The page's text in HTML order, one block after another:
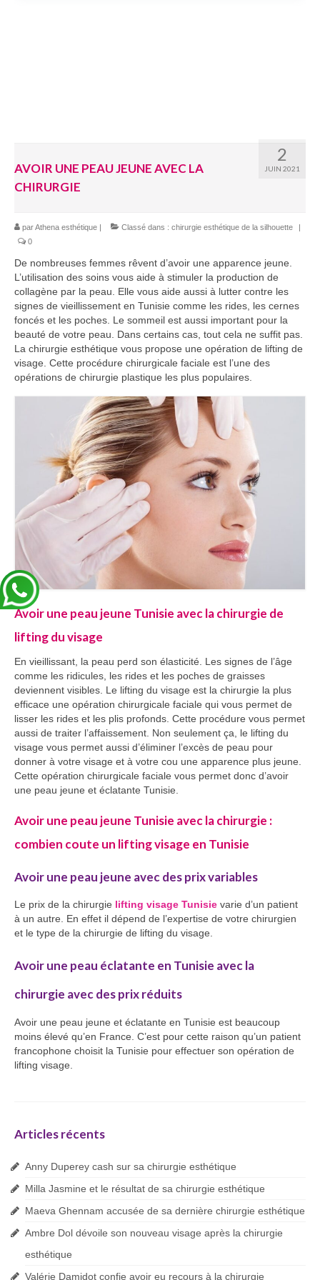
2
JUIN 2021
AVOIR UNE PEAU JEUNE AVEC LA
CHIRURGIE
parAthena esthétique | Classé dans : chirurgie esthétique de la silhouette
|
0
De nombreuses femmes rêvent d’avoir une apparence jeune.
L’utilisation des soins vous aide à stimuler la production de
collagène par la peau. Elle vous aide aussi à lutter contre les
signes de vieillissement en Tunisie comme les rides, les cernes
foncés et les poches. Le sommeil est aussi important pour la
beauté de votre peau. Dans certains cas, tout cela ne suffit pas.
La chirurgie esthétique vous propose une opération de lifting de
visage. Cette procédure chirurgicale faciale est l’une des
opérations de chirurgie plastique les plus populaires.
Avoir une peau jeune Tunisie avec la chirurgie de
lifting du visage
En vieillissant, la peau perd son élasticité. Les signes de l’âge
comme les ridicules, les rides et les poches de graisses
deviennent visibles. Le lifting du visage est la chirurgie la plus
efficace une opération chirurgicale faciale qui vous permet de
lisser les rides et les plis profonds. Cette procédure vous permet
aussi de traiter l’affaissement. Non seulement ça, le lifting du
visage vous permet aussi d’éliminer l’excès de peau pour
donner à votre visage et à votre cou une apparence plus jeune.
Cette opération chirurgicale faciale vous permet donc d’avoir
une peau jeune et éclatante Tunisie.
Avoir une peau jeune Tunisie avec la chirurgie :
combien coute un lifting visage en Tunisie
Avoir une peau jeune avec des prix variables
Le prix de la chirurgie lifting visage Tunisie varie d’un patient
à un autre. En effet il dépend de l’expertise de votre chirurgien
et le type de la chirurgie de lifting du visage.
Avoir une peau éclatante en Tunisie avec la
chirurgie avec des prix réduits
Avoir une peau jeune et éclatante en Tunisie est beaucoup
moins élevé qu’en France. C’est pour cette raison qu’un patient
francophone choisit la Tunisie pour effectuer son opération de
lifting visage.
Articles récents
Anny Duperey cash sur sa chirurgie esthétique
Milla Jasmine et le résultat de sa chirurgie esthétique
Maeva Ghennam accusée de sa dernière chirurgie esthétique
Ambre Dol dévoile son nouveau visage après la chirurgie
esthétique
Valérie Damidot confie avoir eu recours à la chirurgie